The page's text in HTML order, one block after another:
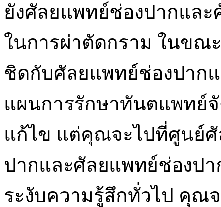
ยังศัลยแพทย์ช่องปากแล
ในการผ่าตัดกราม ในข
ชิดกับศัลยแพทย์ช่องปาก
แผนการรักษาทันตแพทย์
แก้ไข แต่คุณจะไปที่ศูนย์
ปากและศัลยแพทย์ช่องป
ระงับความรู้สึกทั่วไป คุณ